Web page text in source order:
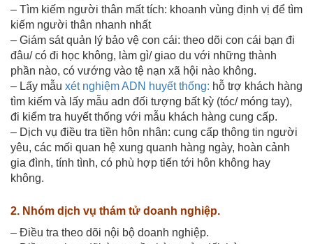
– Tìm kiếm người thân mất tích: khoanh vùng định vị để tìm
kiếm người thân nhanh nhất
– Giám sát quản lý bảo vệ con cái: theo dõi con cái bạn đi
đâu/ có đi học không, làm gì/ giao du với những thành
phần nào, có vướng vào tệ nạn xã hội nào không.
– Lấy mẫu xét nghiệm ADN huyết thống: hỗ trợ khách hàng
tìm kiếm và lấy mẫu adn đối tượng bất kỳ (tóc/ móng tay),
đi kiểm tra huyết thống với mẫu khách hàng cung cấp.
– Dịch vụ điều tra tiền hôn nhân: cung cấp thông tin người
yêu, các mối quan hệ xung quanh hàng ngày, hoàn cảnh
gia đình, tính tình, có phù hợp tiến tới hôn không hay
không.
2. Nhóm dịch vụ thám tử doanh nghiệp.
– Điều tra theo dõi nội bộ doanh nghiệp.